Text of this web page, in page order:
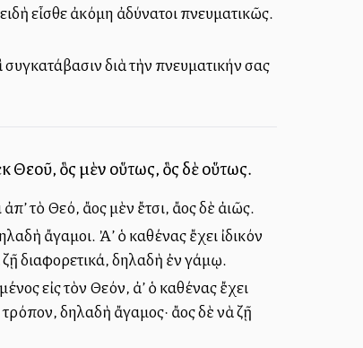
εἶσθε ἀκόμη ἀδύνατοι πνευματικῶς.
διὰ τὴν πνευματικήν σας
Θεοῦ, ὃς μὲν οὕτως, ὃς δὲ οὕτως.
Θεό, ἄλλος μὲν ἔτσι, ἄλλος δὲ ἀλλιῶς.
ἄγαμοι. Ἀλλ’ ὁ καθένας ἔχει ἰδικόν
ζῇ διαφορετικά, δηλαδὴ ἐν γάμῳ.
εἰς τὸν Θεόν, ἀλλ’ ὁ καθένας ἔχει
δηλαδὴ ἄγαμος· ἄλλος δὲ νὰ ζῇ